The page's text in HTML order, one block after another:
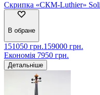
Скрипка «СКМ-Luthier»
В обране
151050 грн.159000 грн.
Економія 7950 грн.
Детальніше